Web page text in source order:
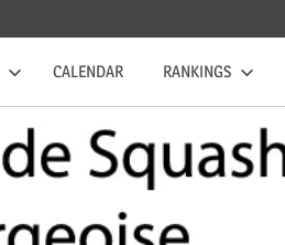
CALENDAR RANKINGS